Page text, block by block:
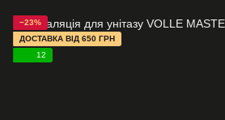
−23%
ДОСТАВКА ВІД 650 ГРН
12